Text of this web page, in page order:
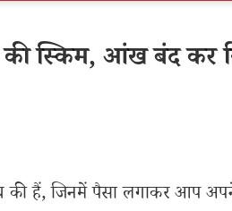
स्किम, आंख बंद कर
की हैं, जिनमें पैसा लगाकर आप